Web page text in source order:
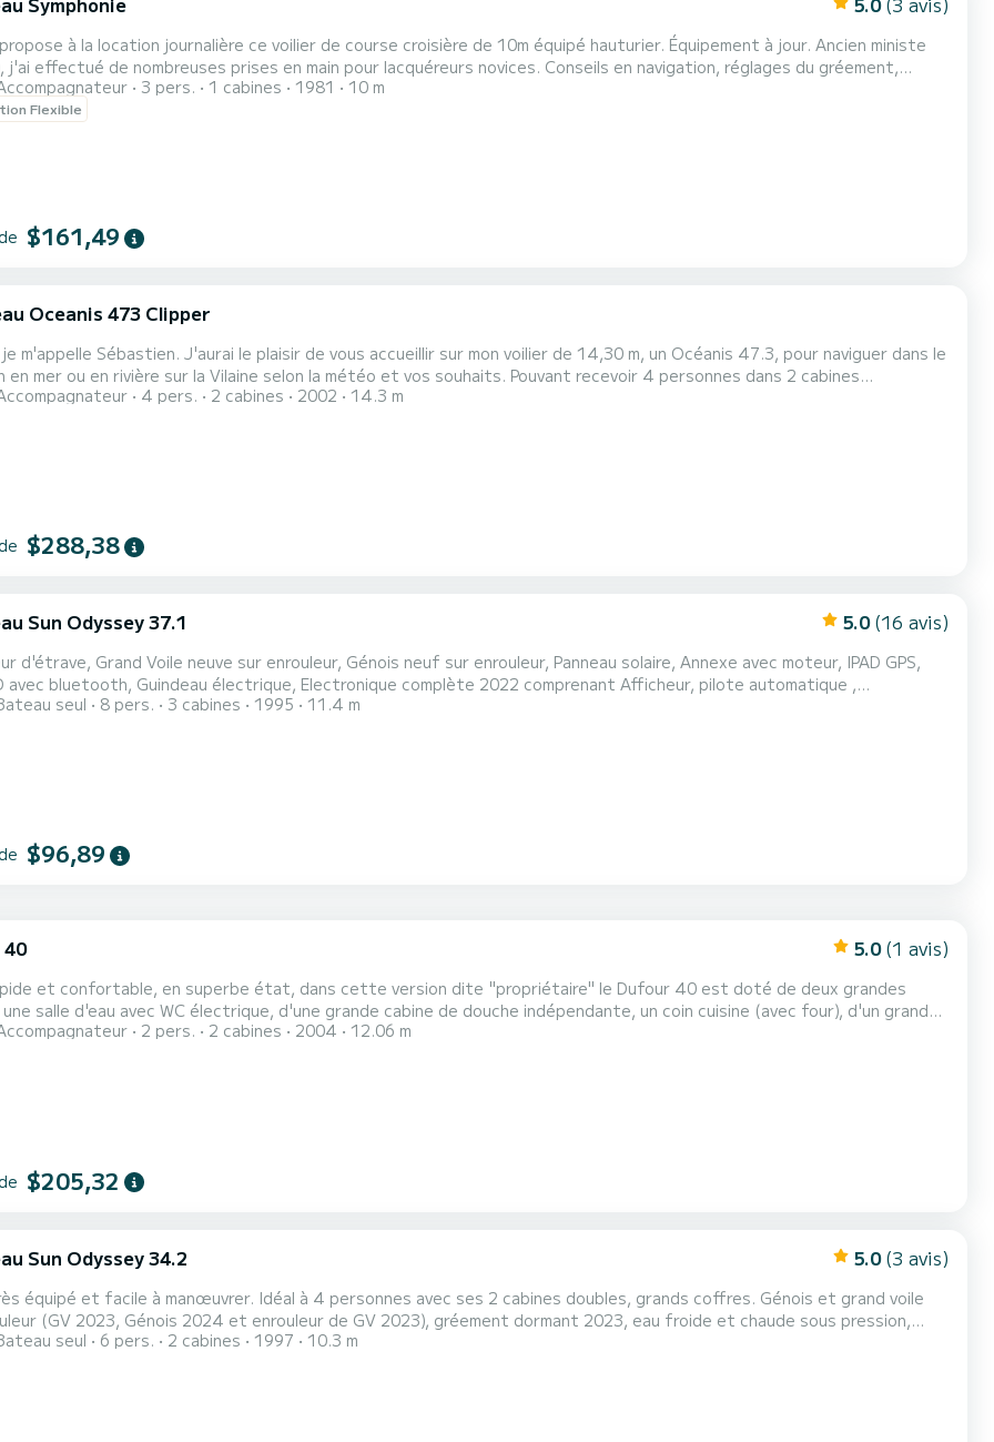
à la location journalière ce voilier de course croisière de 10m équipé hauturier. Équipement à jour. Ancien ministe
j'ai effectué de nombreuses prises en main pour lacquéreurs novices. Conseils en navigation, réglages du gréement,
sur nos îles du morbihan (Hoedic, Dumet) pour une navigation de
3 pers. 1 cabines 1981 10 m
Flexible
$161,49
Oceanis 473 Clipper
le plaisir de vous accueillir sur mon voilier de 14,30 m, un Océanis 47.3, pour naviguer dans le
ou en rivière sur la Vilaine selon la météo et vos souhaits. Pouvant recevoir 4 personnes dans 2 cabines
des sorties sur plusieurs jours. Le bateau est au port d'Arzal. Le programme sera fait avant départ, selon le
4 pers. 2 cabines 2002 14.3 m
$288,38
Sun Odyssey 37.1 5.0 (16 avis)
d'étrave, Grand Voile neuve sur enrouleur, Génois neuf sur enrouleur, Panneau solaire, Annexe avec moteur, IPAD GPS,
avec bluetooth, Guindeau électrique, Electronique complète 2022 comprenant Afficheur, pilote automatique ,
170L, Panneau solaire, AIS, Capote, Bimini, 2WC/douches, Réservoir eaux noires, Gilets gonflables, Palmes masques
seul 8 pers. 3 cabines 1995 11.4 m
$96,89
5.0 (1 avis)
et confortable, en superbe état, dans cette version dite "propriétaire" le Dufour 40 est doté de deux grandes
une salle d'eau avec WC électrique, d'une grande cabine de douche indépendante, un coin cuisine (avec four), d'un grand
espace navigation avec sa grande table à carte complétée d'instruments de navigation de dernier cri, vous
2 pers. 2 cabines 2004 12.06 m
$205,32
Sun Odyssey 34.2 5.0 (3 avis)
équipé et facile à manœuvrer. Idéal à 4 personnes avec ses 2 cabines doubles, grands coffres. Génois et grand voile
(GV 2023, Génois 2024 et enrouleur de GV 2023), gréement dormant 2023, eau froide et chaude sous pression,
NKE avec télécommande, centrale de navigation NKE , double GPS (cockpit et table à cartes), AIS, EPIRB, gilets
seul 6 pers. 2 cabines 1997 10.3 m